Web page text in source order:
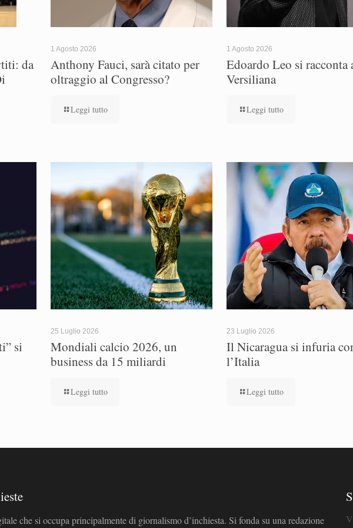
da
1 Agosto 2026
Anthony Fauci, sarà citato per
oltraggio al Congresso?
Leggi tutto
1 Agosto 2026
Edoardo Leo si racconta
Versiliana
Leggi tutto
si
25 Luglio 2026
Mondiali calcio 2026, un
business da 15 miliardi
Leggi tutto
23 Luglio 2026
Il Nicaragua si infuria
l’Italia
Leggi tutto
che si occupa principalmente di giornalismo d’inchiesta. Si fonda su una redazione